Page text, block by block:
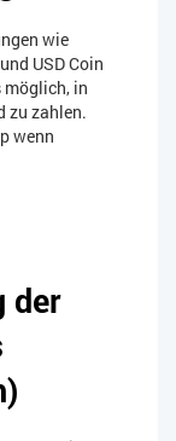
wie
USD Coin
möglich, in
zu zahlen.
wenn
der